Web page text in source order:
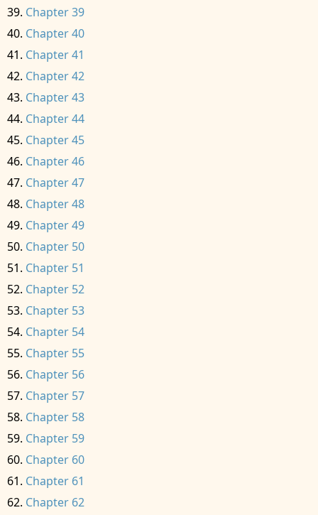
Chapter 39
Chapter 40
Chapter 41
Chapter 42
Chapter 43
Chapter 44
Chapter 45
Chapter 46
Chapter 47
Chapter 48
Chapter 49
Chapter 50
Chapter 51
Chapter 52
Chapter 53
Chapter 54
Chapter 55
Chapter 56
Chapter 57
Chapter 58
Chapter 59
Chapter 60
Chapter 61
Chapter 62